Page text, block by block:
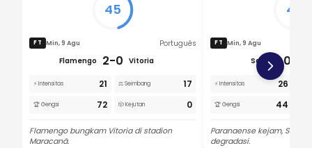
45
FT Min, 9 Agu
Português
Flamengo
2-0 Vitoria
⚡ Intensitas 21 ⚖️ Seimbang 17
🏆 Gengsi 72 🎲 Kejutan 0
Flamengo bungkam Vitoria di stadion
Maracanã.
42
FT Min, 9 Agu
Santos 0-2
⚡ Intensitas 26
🏆 Gengsi 44
Paranaense kejam,
degradasi.